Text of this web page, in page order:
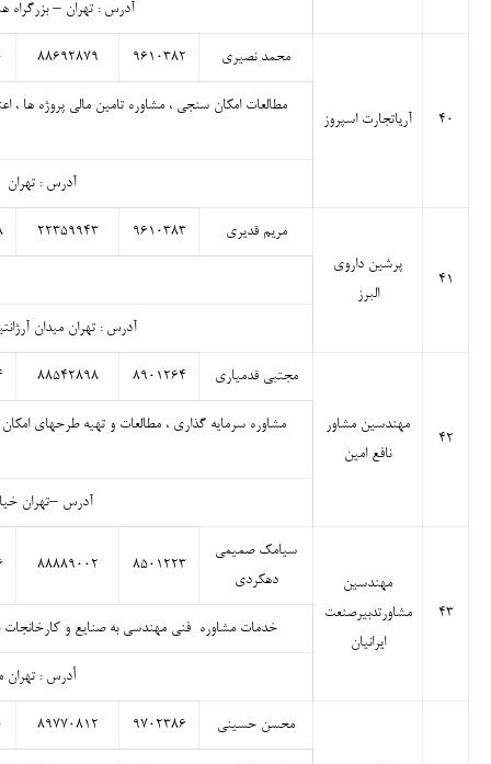
آدرس : تهران – بزرگراه
۴۰ آریاتجارت اسپروز
محمد نصیری ۹۶۱۰۳۸۲ ۸۸۶۹۲۸۷۹
مطالعات امکان سنجی ، مشاوره تامین مالی پروژه ها ،
آدرس : تهران-
۴۱
پرشین داروی
البرز
مریم قدیری ۹۶۱۰۳۸۳ ۲۲۳۵۹۹۴۳
آدرس : تهران میدان آرژانتین خیابان
۴۲
مهندسین مشاور
نافع امین
مجتبی قدمیاری ۸۹۰۱۲۶۴ ۸۸۵۴۲۸۹۸
مشاوره سرمایه گذاری ، مطالعات و تهیه طرحهای
آدرس –تهران
۴۳
مهندسین
مشاورتدبیرصنعت
ایرانیان
سیامک صمیمی
دهکردی
۸۵۰۱۲۲۳ ۸۸۸۸۹۰۰۲
خدمات مشاوره فنی مهندسی به صنایع و کارخانجات
أدرس : تهران
محسن حسینی ۹۷۰۲۳۸۶ ۸۹۷۷۰۸۱۲